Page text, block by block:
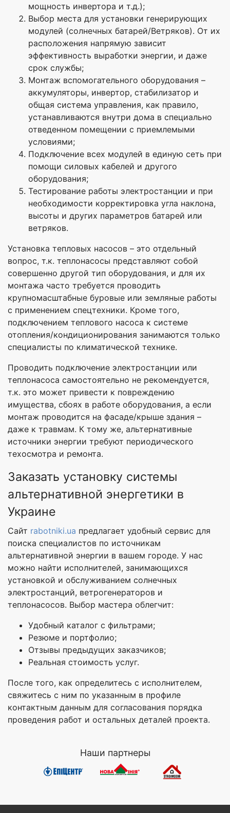
мощность инвертора и т.д.);
Выбор места для установки генерирующих
модулей (солнечных батарей/Ветряков). От их
расположения напрямую зависит
эффективность выработки энергии, и даже
срок службы;
Монтаж вспомогательного оборудования –
аккумуляторы, инвертор, стабилизатор и
общая система управления, как правило,
устанавливаются внутри дома в специально
отведенном помещении с приемлемыми
условиями;
Подключение всех модулей в единую сеть при
помощи силовых кабелей и другого
оборудования;
Тестирование работы электростанции и при
необходимости корректировка угла наклона,
высоты и других параметров батарей или
ветряков.
Установка тепловых насосов – это отдельный
вопрос, т.к. теплонасосы представляют собой
совершенно другой тип оборудования, и для их
монтажа часто требуется проводить
крупномасштабные буровые или земляные работы
с применением спецтехники. Кроме того,
подключением теплового насоса к системе
отопления/кондиционирования занимаются только
специалисты по климатической технике.
Проводить подключение электростанции или
теплонасоса самостоятельно не рекомендуется,
т.к. это может привести к повреждению
имущества, сбоях в работе оборудования, а если
монтаж проводится на фасаде/крыше здания –
даже к травмам. К тому же, альтернативные
источники энергии требуют периодического
техосмотра и ремонта.
Заказать установку системы
альтернативной энергетики в
Украине
Сайт rabotniki.ua предлагает удобный сервис для
поиска специалистов по источникам
альтернативной энергии в вашем городе. У нас
можно найти исполнителей, занимающихся
установкой и обслуживанием солнечных
электростанций, ветрогенераторов и
теплонасосов. Выбор мастера облегчит:
Удобный каталог с фильтрами;
Резюме и портфолио;
Отзывы предыдущих заказчиков;
Реальная стоимость услуг.
После того, как определитесь с исполнителем,
свяжитесь с ним по указанным в профиле
контактным данным для согласования порядка
проведения работ и остальных деталей проекта.
Наши партнеры